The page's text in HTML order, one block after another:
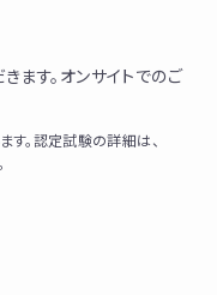
ます。オンサイトでのご
。認定試験の詳細は、